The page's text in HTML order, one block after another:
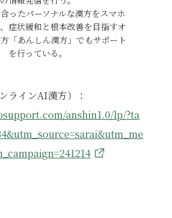
ったパーソナルな漢方をスマホ
症状緩和と根本改善を目指すオ
「あんしん漢方」でもサポート
を行っている。
ラインAI漢方）：
anshin1.0/lp/?ta